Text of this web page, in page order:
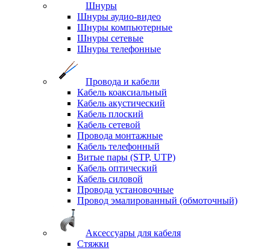
Шнуры
Шнуры аудио-видео
Шнуры компьютерные
Шнуры сетевые
Шнуры телефонные
Провода и кабели
Кабель коаксиальный
Кабель акустический
Кабель плоский
Кабель сетевой
Провода монтажные
Кабель телефонный
Витые пары (STP, UTP)
Кабель оптический
Кабель силовой
Провода установочные
Провод эмалированный (обмоточный)
Аксессуары для кабеля
Стяжки